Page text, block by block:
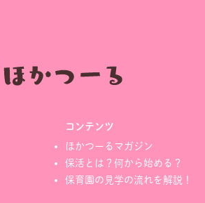
コンテンツ
ほかつーるマガジン
保活とは？何から始める？
保育園の見学の流れを解説！